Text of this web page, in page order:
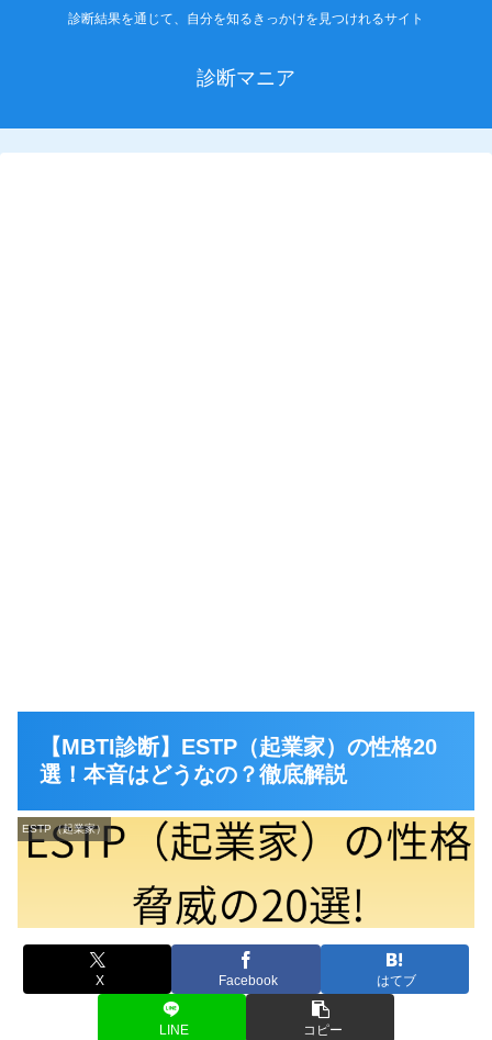
診断結果を通じて、自分を知るきっかけを見つけれるサイト
診断マニア
【MBTI診断】ESTP（起業家）の性格20
選！本音はどうなの？徹底解説
ESTP（起業家）
X Facebook はてブ
LINE コピー